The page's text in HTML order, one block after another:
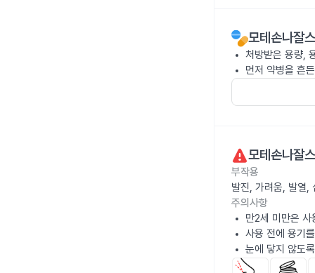
모테손나잘
처방받은 용량,
먼저 약병을 흔
모테손나잘
부작용
발진, 가려움, 발열,
주의사항
만2세 미만은
사용 전에 용기
눈에 닿지 않도